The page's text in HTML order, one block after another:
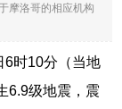
摩洛哥的相应机构
6时10分（当地
6.9级地震，震